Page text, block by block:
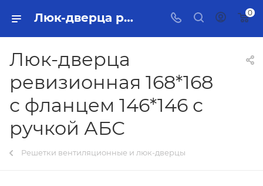
Люк-дверца ревизионная 168*168 с фланцем 146*146 с ручкой АБС Тольятти - купить в интернет-магазине, каталог с ценами и характеристиками 0
Люк-дверца
ревизионная 168*168
с фланцем 146*146 с
ручкой АБС
Решетки вентиляционные и люк-дверцы